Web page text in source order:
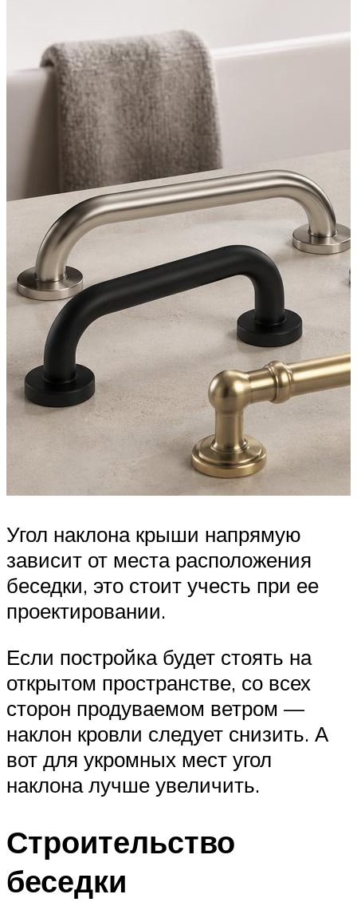
Угол наклона крыши напрямую
зависит от места расположения
беседки, это стоит учесть при ее
проектировании.
Если постройка будет стоять на
открытом пространстве, со всех
сторон продуваемом ветром —
наклон кровли следует снизить. А
вот для укромных мест угол
наклона лучше увеличить.
Строительство
беседки